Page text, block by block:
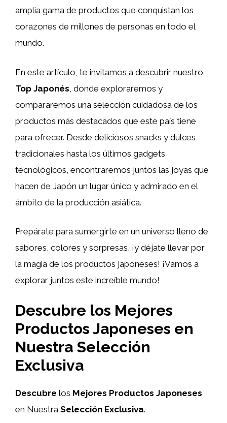
amplia gama de productos que conquistan los
corazones de millones de personas en todo el
mundo.
En este artículo, te invitamos a descubrir nuestro
Top Japonés , donde exploraremos y
compararemos una selección cuidadosa de los
productos más destacados que este país tiene
para ofrecer. Desde deliciosos snacks y dulces
tradicionales hasta los últimos gadgets
tecnológicos, encontraremos juntos las joyas que
hacen de Japón un lugar único y admirado en el
ámbito de la producción asiática.
Prepárate para sumergirte en un universo lleno de
sabores, colores y sorpresas, ¡y déjate llevar por
la magia de los productos japoneses! ¡Vamos a
explorar juntos este increíble mundo!
Descubre los Mejores
Productos Japoneses en
Nuestra Selección
Exclusiva
Descubre los Mejores Productos Japoneses
en Nuestra Selección Exclusiva.